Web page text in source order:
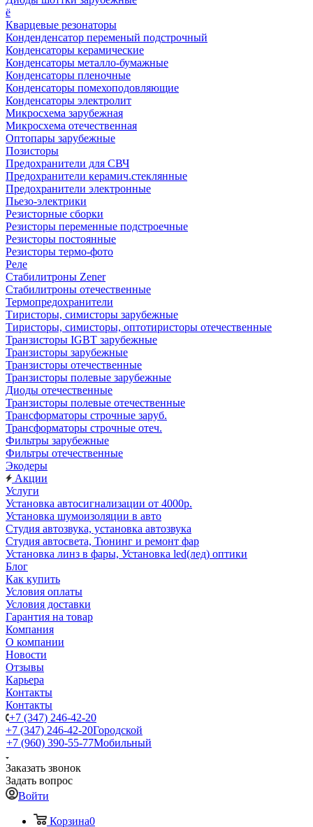
ё
Кварцевые резонаторы
Конденденсатор переменый подстрочный
Конденсаторы керамические
Конденсаторы металло-бумажные
Конденсаторы пленочные
Конденсаторы помехоподовляющие
Конденсаторы электролит
Микросхема зарубежная
Микросхема отечественная
Оптопары зарубежные
Позисторы
Предохранители для СВЧ
Предохранители керамич.стеклянные
Предохранители электронные
Пьезо-электрики
Резисторные сборки
Резисторы переменные подстроечные
Резисторы постоянные
Резисторы термо-фото
Реле
Стабилитроны Zener
Стабилитроны отечественные
Термопредохранители
Тиристоры, симисторы зарубежные
Тиристоры, симисторы, оптотиристоры отечественные
Транзисторы IGBT зарубежные
Транзисторы зарубежные
Транзисторы отечественные
Транзисторы полевые зарубежные
Диоды отечественные
Транзисторы полевые отечественные
Трансформаторы строчные заруб.
Трансформаторы строчные отеч.
Фильтры зарубежные
Фильтры отечественные
Экодеры
Акции
Услуги
Установка автосигнализации от 4000р.
Установка шумоизоляции в авто
Студия автозвука, установка автозвука
Студия автосвета, Тюнинг и ремонт фар
Установка линз в фары, Установка led(лед) оптики
Блог
Как купить
Условия оплаты
Условия доставки
Гарантия на товар
Компания
О компании
Новости
Отзывы
Карьера
Контакты
Контакты
+7 (347) 246-42-20
+7 (347) 246-42-20Городской
+7 (960) 390-55-77Мобильный
Заказать звонок
Задать вопрос
Войти
Корзина0